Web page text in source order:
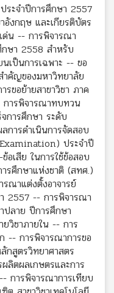
ระจำปีการศึกษา 2557
งกฤษ และเกียรติบัตร
ด่น -- การพิจารณา
ษา 2558 สำหรับ
เป็นการเฉพาะ -- ขอ
ำคัญของมหาวิทยาลัย
ขอย้ายสาขาวิชา ภาค
ารพิจารณาทบทวน
การศึกษา ระดับ
ารดำเนินการจัดสอบ
ประจำปี
เสีย ในการใช้ข้อสอบ
รศึกษาแห่งชาติ (สทศ.)
ณาแต่งตั้งอาจารย์
2557 -- การพิจารณา
ปลาย ปีการศึกษา
วิชาภายใน -- การ
-- การพิจารณาการขอ
กสูตรวิทยาศาสตร
ลิตผลเกษตรและการ
การพิจารณาการเทียบ